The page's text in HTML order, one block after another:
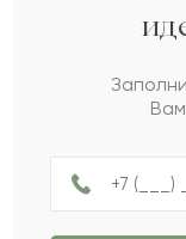
Армен
Ескен
Х